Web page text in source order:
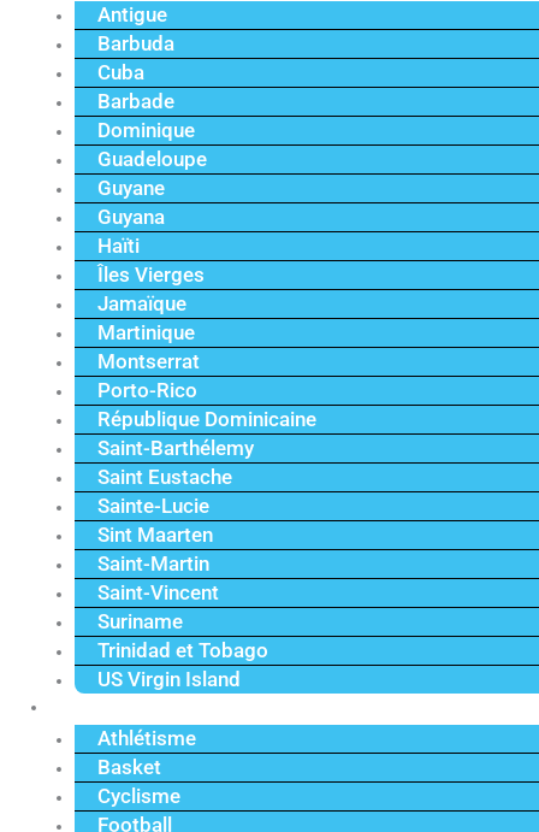
Antigue
Barbuda
Cuba
Barbade
Dominique
Guadeloupe
Guyane
Guyana
Haïti
Îles Vierges
Jamaïque
Martinique
Montserrat
Porto-Rico
République Dominicaine
Saint-Barthélemy
Saint Eustache
Sainte-Lucie
Sint Maarten
Saint-Martin
Saint-Vincent
Suriname
Trinidad et Tobago
US Virgin Island
Athlétisme
Basket
Cyclisme
Football